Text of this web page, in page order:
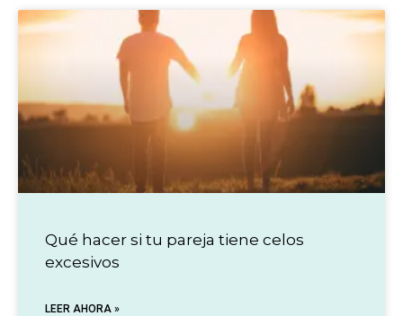
Qué hacer si tu pareja tiene celos
excesivos
LEER AHORA »